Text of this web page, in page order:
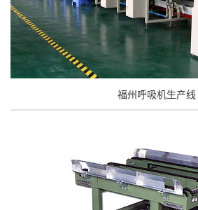
福州呼吸机生产线